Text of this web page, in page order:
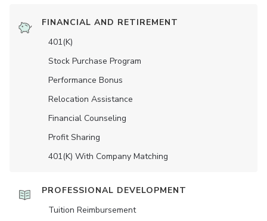
FINANCIAL AND RETIREMENT
401(K)
Stock Purchase Program
Performance Bonus
Relocation Assistance
Financial Counseling
Profit Sharing
401(K) With Company Matching
PROFESSIONAL DEVELOPMENT
Tuition Reimbursement